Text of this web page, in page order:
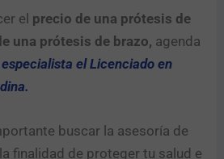
el precio de una prótesis de
una prótesis de brazo, agenda
especialista el Licenciado en
buscar la asesoría de
finalidad de proteger tu salud e